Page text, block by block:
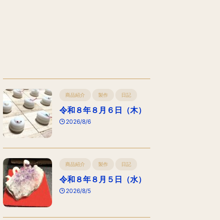
商品紹介 製作 日記
令和８年８月６日（木）
2026/8/6
商品紹介 製作 日記
令和８年８月５日（水）
2026/8/5